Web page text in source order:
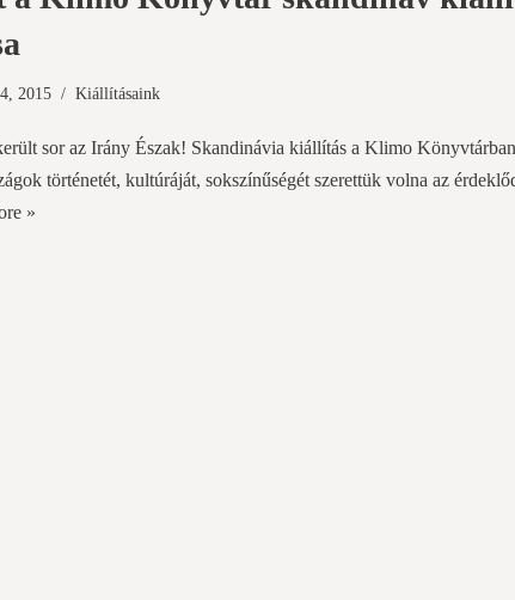
2015 Kiállításaink
sor az Irány Észak! Skandinávia kiállítás a Klimo
történetét, kultúráját, sokszínűségét szerettük volna az
»